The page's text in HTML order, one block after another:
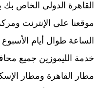
القاهرة الدولي الخاص
موقعنا على الإنترنت
الساعة طوال أيام
خدمة الليموزين جميع
مطار القاهرة ومطار